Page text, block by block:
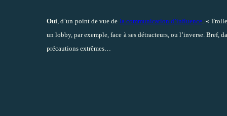
Oui , d’un point de vue de la communication d’influence . «
un lobby, par exemple, face à ses détracteurs, ou l’inverse.
précautions extrêmes…